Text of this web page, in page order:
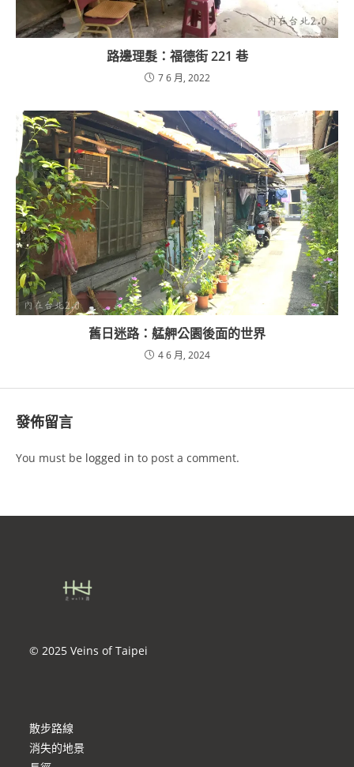
路邊理髮：福德街 221 巷
7 6 月, 2022
舊日迷路：艋舺公園後面的世界
4 6 月, 2024
發佈留言
You must be logged in to post a comment.
© 2025 Veins of Taipei
散步路線
消失的地景